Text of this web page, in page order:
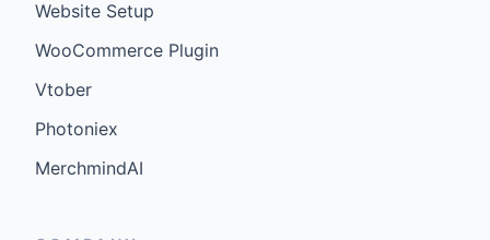
Website Setup
WooCommerce Plugin
Vtober
Photoniex
MerchmindAI